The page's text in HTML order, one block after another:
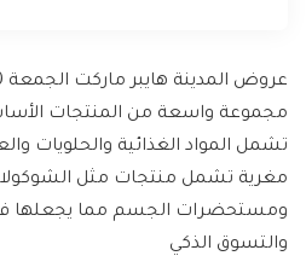
مجموعة واسعة من المنتجات
تشمل المواد الغذائية والحلويات
مغرية تشمل منتجات مثل
ومستحضرات الجسم مما يجعلها
والتسوق الذكي